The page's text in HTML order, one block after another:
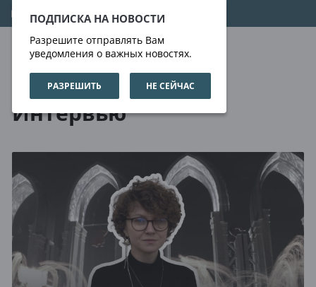
ПОДПИСКА НА НОВОСТИ
Разрешите отправлять Вам
уведомления о важных новостях.
РАЗРЕШИТЬ НЕ СЕЙЧАС
07.08.2026 14:08:19
Интервью
Интервью